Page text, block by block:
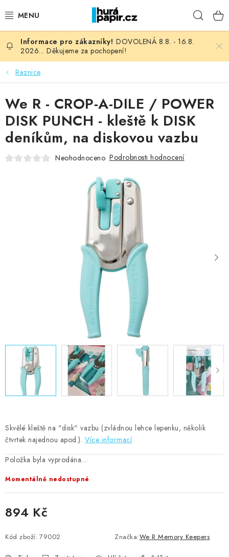
na
NOVINKY
HURÁ DÍLNA
VŠECHNO ZBOŽÍ
KNIHAŘSKÝ MATERIÁL
Moje objednávka
Obchodní podmínky
Podmínky ochrany osobních údajů
Ověřování recenzí
DOVOLENÁ 8.8. - 16.8.
2026... Děkujeme za pochopení!
Raznice
Skvělé kleště na "disk" vazbu (zvládnou lehce lepenku, několik
čtvrtek najednou apod.). Více informací
Položka byla vyprodána…
Momentálně nedostupné
894 Kč
Kód zboží: 79002 Značka:We R Memory Keepers
We R - CROP-A-DILE / POWER
DISK PUNCH - kleště k DISK
deníkům, na diskovou vazbu
Neohodnoceno Podrobnosti hodnocení